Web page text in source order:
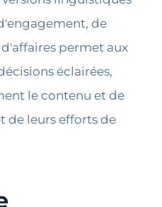
de
permet aux
éclairées,
le contenu et de
de leurs efforts de